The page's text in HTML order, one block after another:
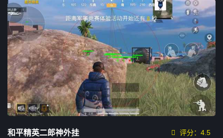
和平精英二郎神外挂 评分：4.5